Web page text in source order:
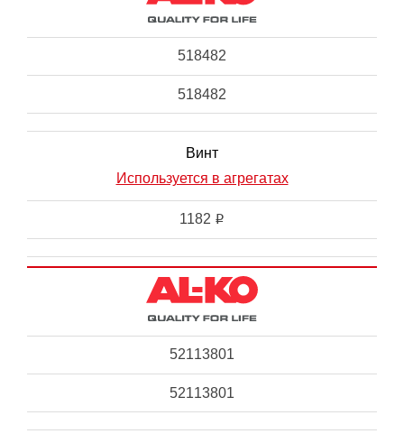
518482
518482
Винт
Используется в агрегатах
1182 i
52113801
52113801